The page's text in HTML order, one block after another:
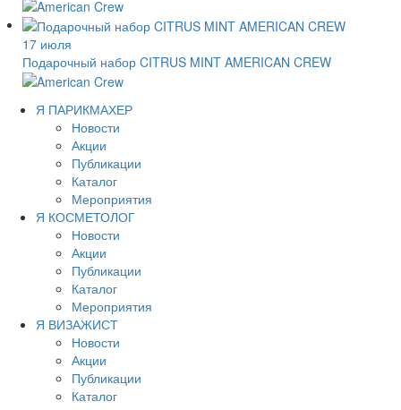
17 июля
Подарочный набор CITRUS MINT AMERICAN CREW
Я ПАРИКМАХЕР
Новости
Акции
Публикации
Каталог
Мероприятия
Я КОСМЕТОЛОГ
Новости
Акции
Публикации
Каталог
Мероприятия
Я ВИЗАЖИСТ
Новости
Акции
Публикации
Каталог